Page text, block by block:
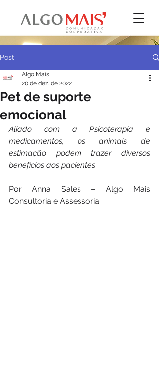
Post
Pet de suporte
emocional
Algo Mais
20 de dez. de 2022
Aliado com a Psicoterapia e
medicamentos, os animais de
estimação podem trazer diversos
benefícios aos pacientes
Por Anna Sales – Algo Mais
Consultoria e Assessoria